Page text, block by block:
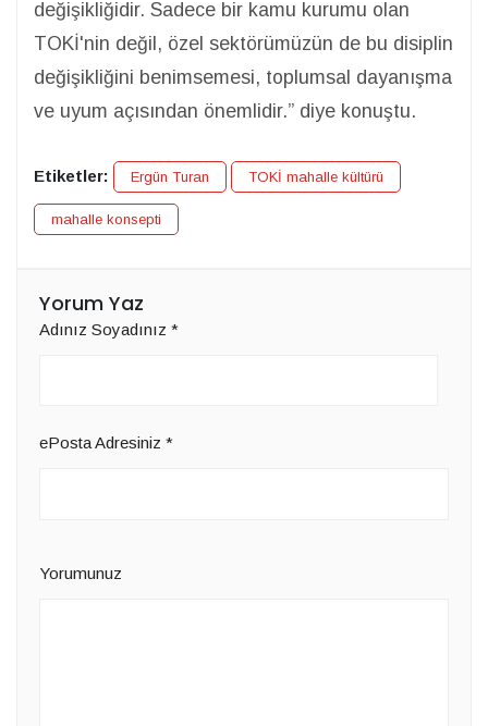
değişikliğidir. Sadece bir kamu kurumu olan
TOKİ'nin değil, özel sektörümüzün de bu disiplin
değişikliğini benimsemesi, toplumsal dayanışma
ve uyum açısından önemlidir.” diye konuştu.
Etiketler: Ergün Turan TOKİ mahalle kültürü
mahalle konsepti
Yorum Yaz
Adınız Soyadınız *
ePosta Adresiniz *
Yorumunuz